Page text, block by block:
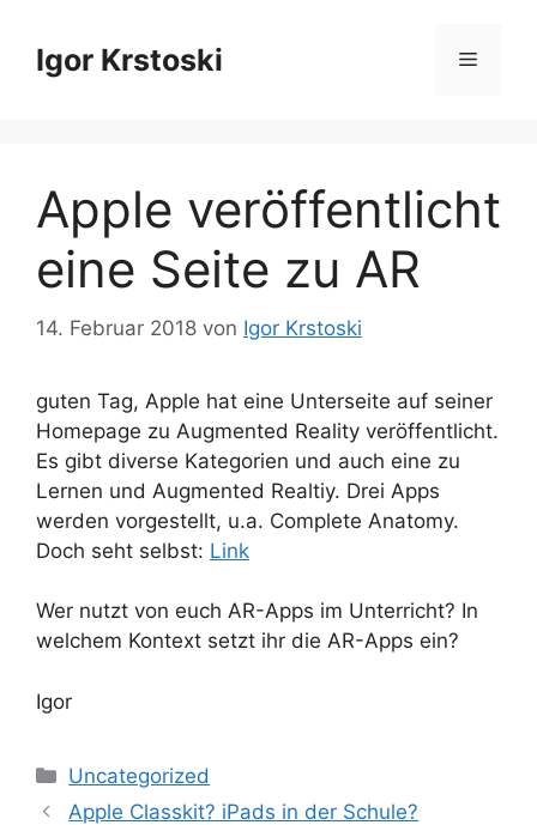
Inhalt
springenIgor Krstoski Menü
Apple veröffentlicht
eine Seite zu AR
14. Februar 2018 von Igor Krstoski
guten Tag, Apple hat eine Unterseite auf seiner
Homepage zu Augmented Reality veröffentlicht.
Es gibt diverse Kategorien und auch eine zu
Lernen und Augmented Realtiy. Drei Apps
werden vorgestellt, u.a. Complete Anatomy.
Doch seht selbst: Link
Wer nutzt von euch AR-Apps im Unterricht? In
welchem Kontext setzt ihr die AR-Apps ein?
Igor
Kategorien
Uncategorized
Apple Classkit? iPads in der Schule?